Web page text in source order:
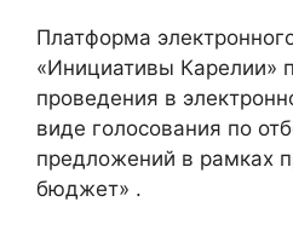
Платформа
«Инициативы Карелии»
проведения в
виде голосования по
предложений в рамках
бюджет» .